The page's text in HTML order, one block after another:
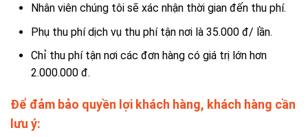
Nhân viên chúng tôi sẽ xác nhận thời gian đến thu phí.
Phụ thu phí dịch vụ thu phí tận nơi là 35.000 đ/ lần.
Chỉ thu phí tận nơi các đơn hàng có giá trị lớn hơn
2.000.000 đ.
Để đảm bảo quyền lợi khách hàng, khách hàng cần
lưu ý: